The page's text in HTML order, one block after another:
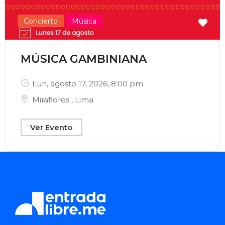
Concierto Música
MÚSICA GAMBINIANA
Lun, agosto 17, 2026, 8:00 pm
Miraflores , Lima
Ver Evento